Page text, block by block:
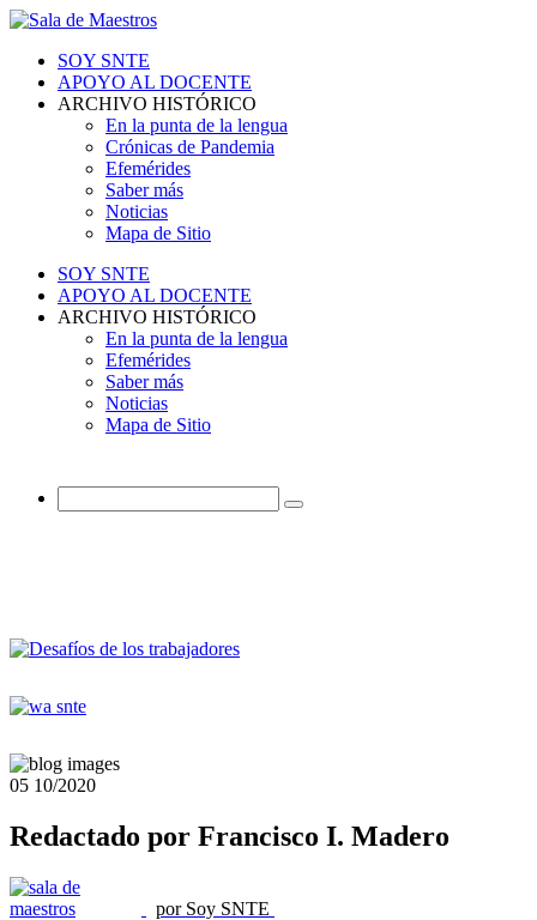
SOY SNTE
APOYO AL DOCENTE
ARCHIVO HISTÓRICO
En la punta de la lengua
Crónicas de Pandemia
Efemérides
Saber más
Noticias
Mapa de Sitio
SOY SNTE
APOYO AL DOCENTE
ARCHIVO HISTÓRICO
En la punta de la lengua
Efemérides
Saber más
Noticias
Mapa de Sitio
05 10/2020
Redactado por Francisco I. Madero
por Soy SNTE